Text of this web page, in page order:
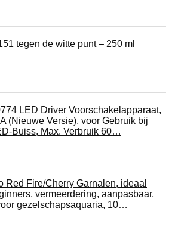
tegen de witte punt – 250 ml
LED Driver Voorschakelapparaat,
(Nieuwe Versie), voor Gebruik bij
Buiss, Max. Verbruik 60…
Red Fire/Cherry Garnalen, ideaal
vermeerdering, aanpasbaar,
gezelschapsaquaria, 10…